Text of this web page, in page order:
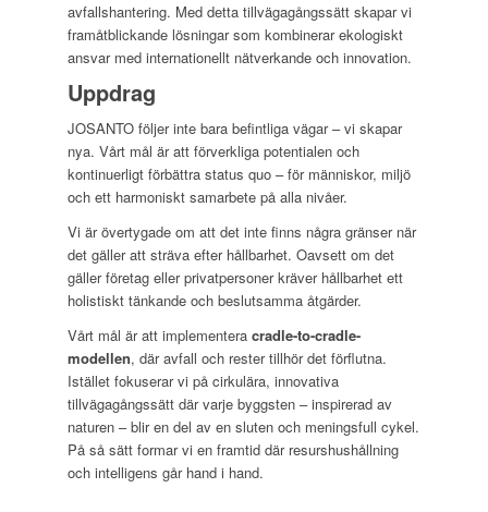
avfallshantering. Med detta tillvägagångssätt skapar vi
framåtblickande lösningar som kombinerar ekologiskt
ansvar med internationellt nätverkande och innovation.
Uppdrag
JOSANTO följer inte bara befintliga vägar – vi skapar
nya. Vårt mål är att förverkliga potentialen och
kontinuerligt förbättra status quo – för människor, miljö
och ett harmoniskt samarbete på alla nivåer.
Vi är övertygade om att det inte finns några gränser när
det gäller att sträva efter hållbarhet. Oavsett om det
gäller företag eller privatpersoner kräver hållbarhet ett
holistiskt tänkande och beslutsamma åtgärder.
Vårt mål är att implementeracradle-to-cradle-
modellen, där avfall och rester tillhör det förflutna.
Istället fokuserar vi på cirkulära, innovativa
tillvägagångssätt där varje byggsten – inspirerad av
naturen – blir en del av en sluten och meningsfull cykel.
På så sätt formar vi en framtid där resurshushållning
och intelligens går hand i hand.